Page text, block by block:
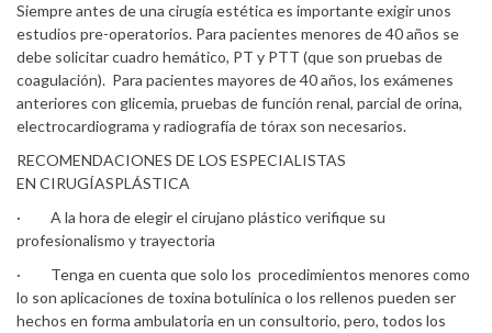
Siempre antes de una cirugía estética es importante exigir unos
estudios pre-operatorios. Para pacientes menores de 40 años se
debe solicitar cuadro hemático, PT y PTT (que son pruebas de
coagulación). Para pacientes mayores de 40 años, los exámenes
anteriores con glicemia, pruebas de función renal, parcial de orina,
electrocardiograma y radiografía de tórax son necesarios.
RECOMENDACIONES DE LOS ESPECIALISTAS
EN CIRUGÍASPLÁSTICA
· A la hora de elegir el cirujano plástico verifique su
profesionalismo y trayectoria
· Tenga en cuenta que solo los procedimientos menores como
lo son aplicaciones de toxina botulínica o los rellenos pueden ser
hechos en forma ambulatoria en un consultorio, pero, todos los